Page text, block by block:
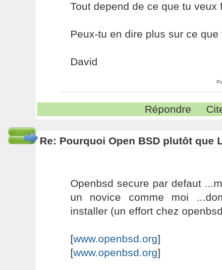
Tout depend de ce que tu
Peux-tu en dire plus sur ce
David
Répondre
Re: Pourquoi Open BSD plutôt que
Openbsd secure par defaut
un novice comme moi
installer (un effort chez
[www.openbsd.org]
[www.openbsd.org]